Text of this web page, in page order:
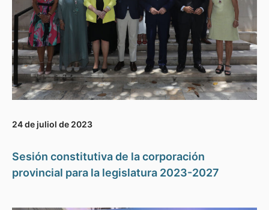
24 de juliol de 2023
Sesión constitutiva de la corporación
provincial para la legislatura 2023-2027